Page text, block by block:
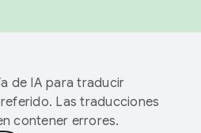
de IA para traducir
Las traducciones
contener errores.